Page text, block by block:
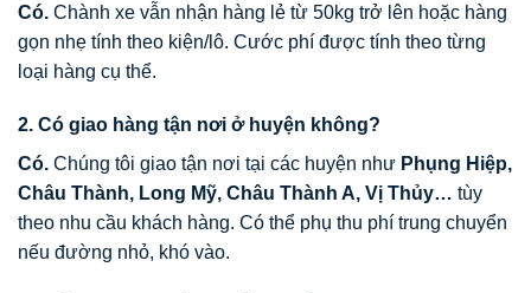
Có. Chành xe vẫn nhận hàng lẻ từ 50kg trở lên hoặc hàng
gọn nhẹ tính theo kiện/lô. Cước phí được tính theo từng
loại hàng cụ thể.
2. Có giao hàng tận nơi ở huyện không?
Có. Chúng tôi giao tận nơi tại các huyện như Phụng Hiệp,
Châu Thành, Long Mỹ, Châu Thành A, Vị Thủy… tùy
theo nhu cầu khách hàng. Có thể phụ thu phí trung chuyển
nếu đường nhỏ, khó vào.